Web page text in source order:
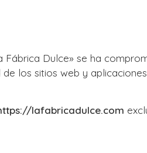
Fábrica Dulce» se ha
de los sitios web y
lafabricadulce.com